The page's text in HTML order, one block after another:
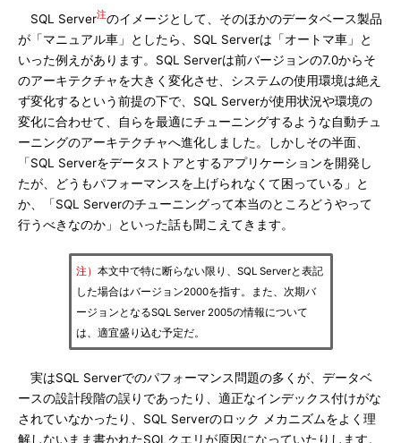
SQL Server注のイメージとして、そのほかのデータベース製品
が「マニュアル車」としたら、SQL Serverは「オートマ車」と
いった例えがあります。SQL Serverは前バージョンの7.0からそ
のアーキテクチャを大きく変化させ、システムの使用環境は絶え
ず変化するという前提の下で、SQL Serverが使用状況や環境の
変化に合わせて、自らを最適にチューニングするような自動チュ
ーニングのアーキテクチャへ進化しました。しかしその半面、
「SQL Serverをデータストアとするアプリケーションを開発し
たが、どうもパフォーマンスを上げられなくて困っている」と
か、「SQL Serverのチューニングって本当のところどうやって
行うべきなのか」といった話も聞こえてきます。
注） 本文中で特に断らない限り、SQL Serverと表記
した場合はバージョン2000を指す。また、次期バ
ージョンとなるSQL Server 2005の情報について
は、適宜盛り込む予定だ。
実はSQL Serverでのパフォーマンス問題の多くが、データベ
ースの設計段階の誤りであったり、適正なインデックス付けがな
されていなかったり、SQL Serverのロック メカニズムをよく理
解しないまま書かれたSQLクエリが原因になっていたりします。